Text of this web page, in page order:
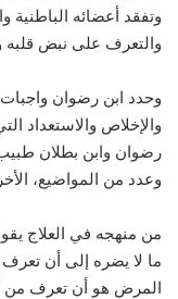
وتفقد أعضائه الباطنية
والتعرف على نبض قلبه
وحدد ابن رضوان
والإخلاص والاستعداد
رضوان وابن بطلان
وعدد من المواضيع،
من منهجه في العلاج
ما لا يضره إلى أن
المرض هو أن تعرف من